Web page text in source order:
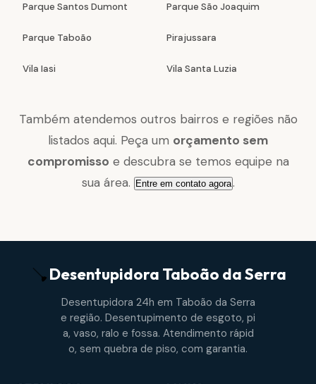
Parque Santos Dumont Parque São Joaquim
Parque Taboão Pirajussara
Vila Iasi Vila Santa Luzia
Também atendemos outros bairros e regiões não
listados aqui. Peça um orçamento sem
compromisso e descubra se temos equipe na
sua área.
Entre em contato agora.
Desentupidora Taboão da Serra
Desentupidora 24h em Taboão da Serra
e região. Desentupimento de esgoto, pi
a, vaso, ralo e fossa. Atendimento rápid
o, sem quebra de piso, com garantia.